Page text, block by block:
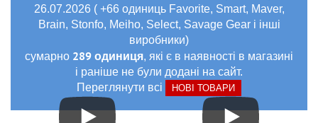
26.07.2026 ( +66 одиниць Favorite, Smart, Maver,
Brain, Stonfo, Meiho, Select, Savage Gear і інші
виробники)
сумарно 289 одиниця, які є в наявності в магазині
і раніше не були додані на сайт.
Переглянути всі
НОВІ ТОВАРИ